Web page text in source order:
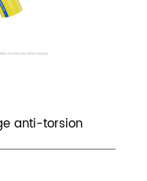
anti-torsion